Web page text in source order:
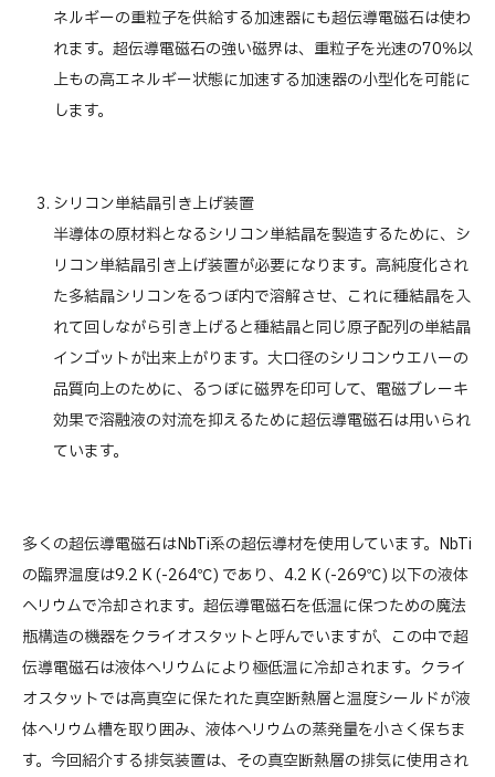
ネルギーの重粒子を供給する加速器にも超伝導電磁石は使わ
れます。超伝導電磁石の強い磁界は、重粒子を光速の70％以
上もの高エネルギー状態に加速する加速器の小型化を可能に
します。
シリコン単結晶引き上げ装置
半導体の原材料となるシリコン単結晶を製造するために、シ
リコン単結晶引き上げ装置が必要になります。高純度化され
た多結晶シリコンをるつぼ内で溶解させ、これに種結晶を入
れて回しながら引き上げると種結晶と同じ原子配列の単結晶
インゴットが出来上がります。大口径のシリコンウエハーの
品質向上のために、るつぼに磁界を印可して、電磁ブレーキ
効果で溶融液の対流を抑えるために超伝導電磁石は用いられ
ています。
多くの超伝導電磁石はNbTi系の超伝導材を使用しています。NbTi
の臨界温度は9.2 K (-264℃) であり、4.2 K (-269℃) 以下の液体
ヘリウムで冷却されます。超伝導電磁石を低温に保つための魔法
瓶構造の機器をクライオスタットと呼んでいますが、この中で超
伝導電磁石は液体ヘリウムにより極低温に冷却されます。クライ
オスタットでは高真空に保たれた真空断熱層と温度シールドが液
体ヘリウム槽を取り囲み、液体ヘリウムの蒸発量を小さく保ちま
す。今回紹介する排気装置は、その真空断熱層の排気に使用され